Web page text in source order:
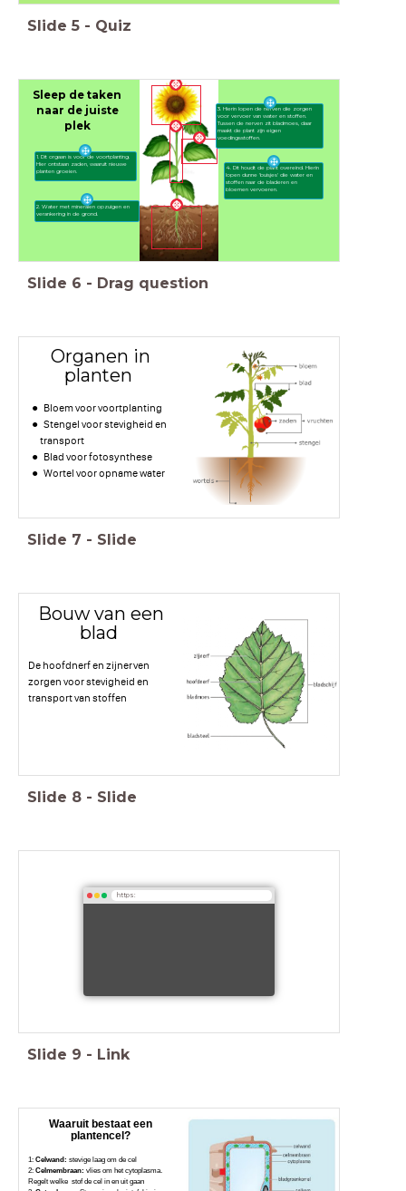
Slide 5 - Quiz
Sleep de taken
naar de juiste
plek
1. Dit orgaan is voor de voortplanting.
Hier ontstaan zaden, waaruit nieuwe
planten groeien.
2. Water met mineralen opzuigen en
verankering in de grond.
3. Hierin lopen de nerven die zorgen
voor vervoer van water en stoffen.
Tussen de nerven zit bladmoes, daar
maakt de plant zijn eigen
voedingsstoffen.
4. Dit houdt de plant overeind. Hierin
lopen dunne 'buisjes' die water en
stoffen naar de bladeren en
bloemen vervoeren.
Slide 6 - Drag question
Organen in
planten
Bloem voor voortplanting
Stengel voor stevigheid en
transport
Blad voor fotosynthese
Wortel voor opname water
Slide 7 - Slide
Bouw van een
blad
De hoofdnerf en zijnerven
zorgen voor stevigheid en
transport van stoffen
Slide 8 - Slide
https:
Slide 9 - Link
Waaruit bestaat een
plantencel?
1:Celwand:stevige laag om de cel
2: Celmembraan:vlies om het cytoplasma.
Regelt welke stof de cel in en uit gaan